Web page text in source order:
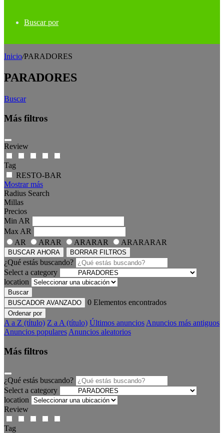
Buscar por
Inicio/PARADORES
PARADORES
Buscar
Más filtros
Review
Tag
RESTO-BAR
Mostrar más
Radius Search
Millas
Precios
Min AR
Max AR
AR
ARAR ARARAR ARARARAR
BUSCAR AHORA BORRAR FILTROS
¿Qué estás buscando?
Select a category
location
Buscar
BUSCADOR AVANZADO
0 Elementos encontrados
Ordenar por
A a Z (título) Z a A (título) Últimos anuncios Anuncios más antiguos
Anuncios populares Anuncios aleatorios
Más filtros
¿Qué estás buscando?
Select a category
location
Review
Tag